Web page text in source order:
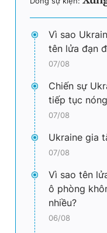
Vì sao
tên lửa đạn
07/08
Chiến sự
tiếp tục nóng
07/08
Ukraine gia
07/08
Vì sao tên
ô phòng
nhiều?
06/08